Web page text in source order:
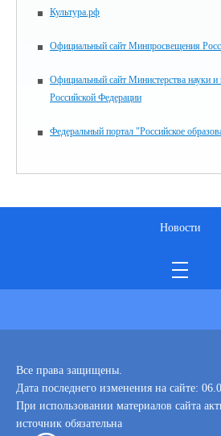
Культура.рф
Официальный сайт Минпросвещения
Официальный сайт Министерства науки
Российской Федерации
Федеральный портал "Российское
Новости
Все права защищены.
Дата последнего изменения на сайте:
При использовании материалов сайта
источник обязательна